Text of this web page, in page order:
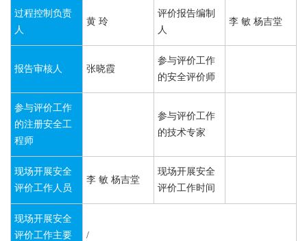
过程控制负责
人
黄 玲
评价报告编制
人
李 敏 杨吉堂
报告审核人 张晓霞
参与评价工作
的安全评价师
参与评价工作
的注册安全工
程师
参与评价工作
的技术专家
现场开展安全
评价工作人员
李 敏 杨吉堂
现场开展安全
评价工作时间
现场开展安全
评价工作主要
/